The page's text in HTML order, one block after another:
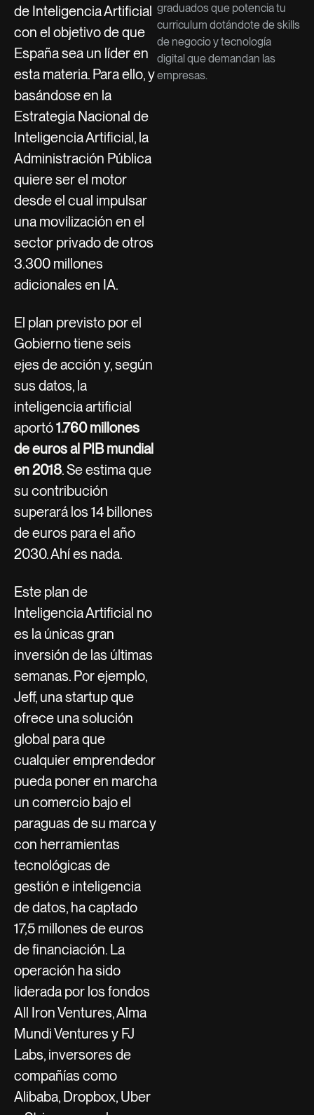
de Inteligencia Artificial
con el objetivo de que
España sea un líder en
esta materia. Para ello, y
basándose en la
Estrategia Nacional de
Inteligencia Artificial, la
Administración Pública
quiere ser el motor
desde el cual impulsar
una movilización en el
sector privado de otros
3.300 millones
adicionales en IA.
El plan previsto por el
Gobierno tiene seis
ejes de acción y, según
sus datos, la
inteligencia artificial
aportó1.760 millones
de euros al PIB mundial
en 2018. Se estima que
su contribución
superará los 14 billones
de euros para el año
2030. Ahí es nada.
Este plan de
Inteligencia Artificial no
es la únicas gran
inversión de las últimas
semanas. Por ejemplo,
Jeff, una startup que
ofrece una solución
global para que
cualquier emprendedor
pueda poner en marcha
un comercio bajo el
paraguas de su marca y
con herramientas
tecnológicas de
gestión e inteligencia
de datos, ha captado
17,5 millones de euros
de financiación. La
operación ha sido
liderada por los fondos
All Iron Ventures, Alma
Mundi Ventures y FJ
Labs, inversores de
compañías como
Alibaba, Dropbox, Uber
graduados que potencia tu
curriculum dotándote de skills
de negocio y tecnología
digital que demandan las
empresas.